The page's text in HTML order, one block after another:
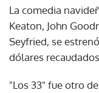
La comedia
Keaton, John
Seyfried, se
dólares recaudados.
"Los 33" fue otro